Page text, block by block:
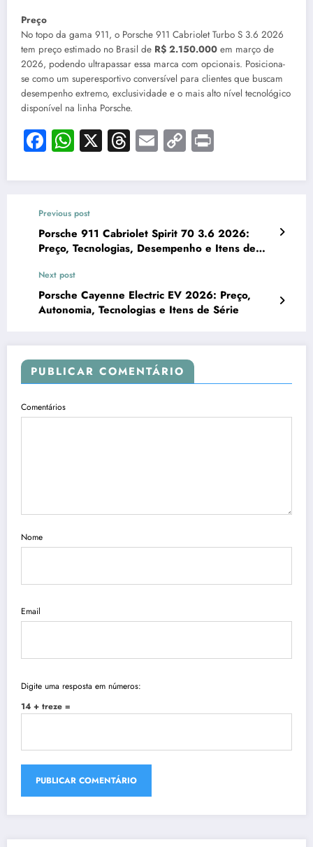
Preço
No topo da gama 911, o Porsche 911 Cabriolet Turbo S 3.6 2026
tem preço estimado no Brasil de R$ 2.150.000 em março de
2026, podendo ultrapassar essa marca com opcionais. Posiciona-
se como um superesportivo conversível para clientes que buscam
desempenho extremo, exclusividade e o mais alto nível tecnológico
disponível na linha Porsche.
Facebook
WhatsApp
X Threads
Email
Copy
Link
Previous post
Porsche 911 Cabriolet Spirit 70 3.6 2026:
Preço, Tecnologias, Desempenho e Itens de
Next post
Porsche Cayenne Electric EV 2026: Preço,
Autonomia, Tecnologias e Itens de Série
PUBLICAR COMENTÁRIO
Comentários
Nome
Email
Digite uma resposta em números:
14 + treze =